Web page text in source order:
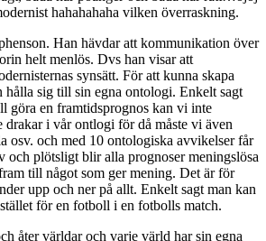
hahahahaha vilken överraskning.
Han hävdar att kommunikation över
helt menlös. Dvs han visar att
synsätt. För att kunna skapa
hålla sig till sin egna ontologi. Enkelt sagt
göra en framtidsprognos kan vi inte
drakar i vår ontlogi för då måste vi även
osv. och med 10 ontologiska avvikelser får
och plötsligt blir alla prognoser meningslösa
till något som ger mening. Det är för
upp och ner på allt. Enkelt sagt man kan
för en fotboll i en fotbolls match.
åter världar och varje värld har sin egna